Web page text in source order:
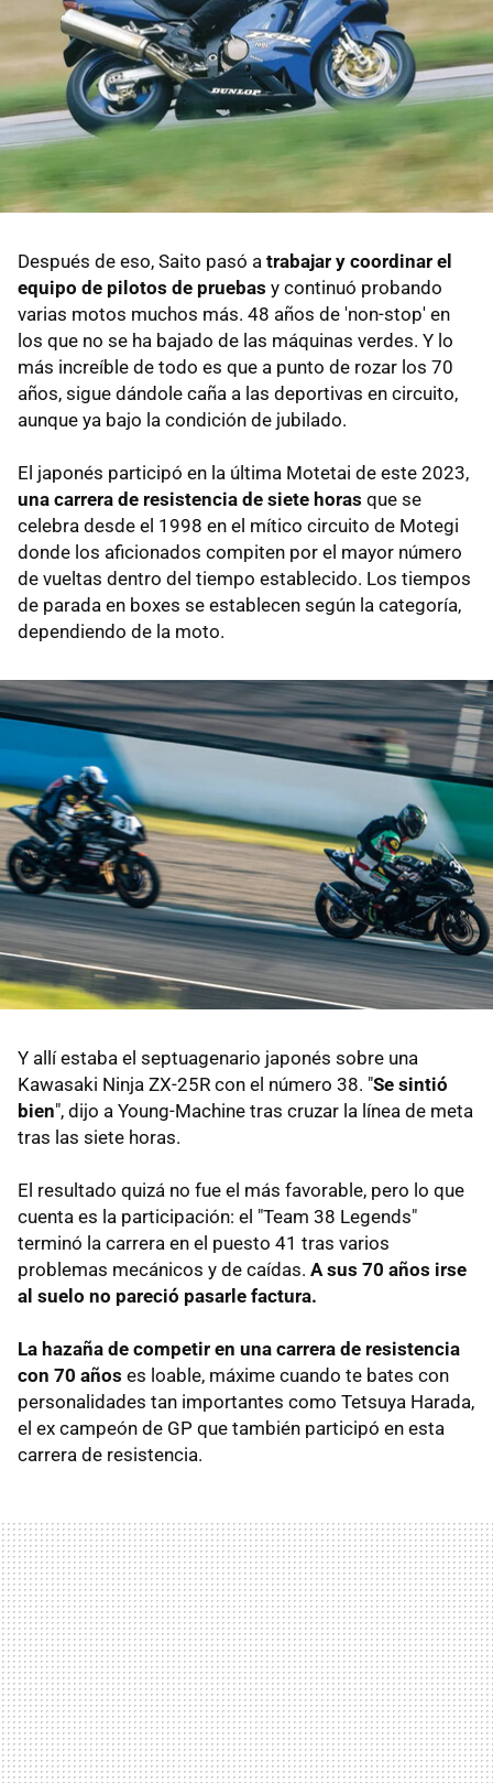
Después de eso, Saito pasó a trabajar y coordinar el
equipo de pilotos de pruebas y continuó probando
varias motos muchos más. 48 años de 'non-stop' en
los que no se ha bajado de las máquinas verdes. Y lo
más increíble de todo es que a punto de rozar los 70
años, sigue dándole caña a las deportivas en circuito,
aunque ya bajo la condición de jubilado.
El japonés participó en la última Motetai de este 2023,
una carrera de resistencia de siete horas que se
celebra desde el 1998 en el mítico circuito de Motegi
donde los aficionados compiten por el mayor número
de vueltas dentro del tiempo establecido. Los tiempos
de parada en boxes se establecen según la categoría,
dependiendo de la moto.
Y allí estaba el septuagenario japonés sobre una
Kawasaki Ninja ZX-25R con el número 38. "Se sintió
bien", dijo a Young-Machine tras cruzar la línea de meta
tras las siete horas.
El resultado quizá no fue el más favorable, pero lo que
cuenta es la participación: el "Team 38 Legends"
terminó la carrera en el puesto 41 tras varios
problemas mecánicos y de caídas. A sus 70 años irse
al suelo no pareció pasarle factura.
La hazaña de competir en una carrera de resistencia
con 70 años es loable, máxime cuando te bates con
personalidades tan importantes como Tetsuya Harada,
el ex campeón de GP que también participó en esta
carrera de resistencia.